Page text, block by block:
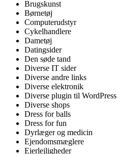
Brugskunst
Børnetøj
Computerudstyr
Cykelhandlere
Dametøj
Datingsider
Den søde tand
Diverse IT sider
Diverse andre links
Diverse elektronik
Diverse plugin til WordPress
Diverse shops
Dress for balls
Dress for fun
Dyrlæger og medicin
Ejendomsmæglere
Ejerlejligheder